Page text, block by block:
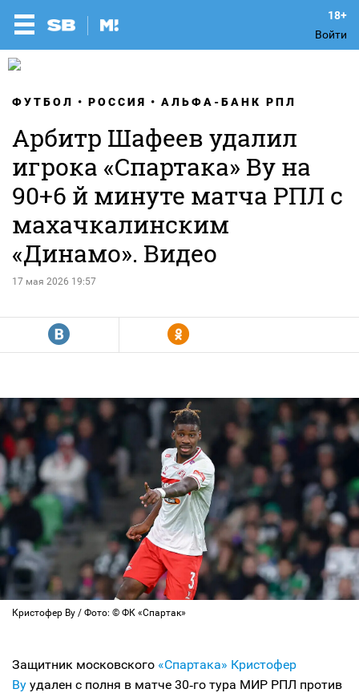
Войти
ФУТБОЛ РОССИЯ АЛЬФА-БАНК РПЛ
Арбитр Шафеев удалил
игрока «Спартака» Ву на
90+6 й минуте матча РПЛ с
махачкалинским
«Динамо». Видео
17 мая 2026 19:57
R Y
Кристофер Ву / Фото: © ФК «Спартак»
Защитник московского «Спартака» Кристофер
Ву удален с полня в матче 30‑го тура МИР РПЛ против